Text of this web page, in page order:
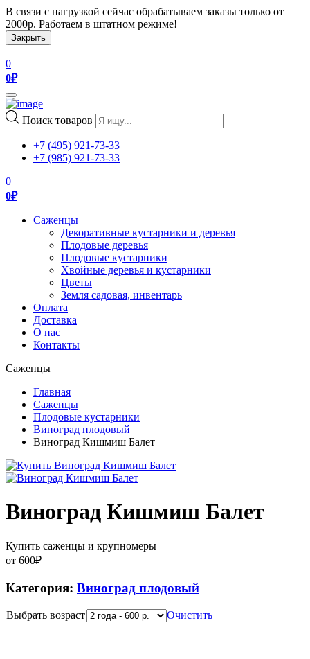
В связи с нагрузкой сейчас обрабатываем заказы только от
2000р. Работаем в штатном режиме!
Закрыть
0
0₽
Toggle
navigation
Поиск товаров
+7 (495) 921-73-33
+7 (985) 921-73-33
0
0₽
Саженцы
Декоративные кустарники и деревья
Плодовые деревья
Плодовые кустарники
Хвойные деревья и кустарники
Цветы
Земля садовая, инвентарь
Оплата
Доставка
О нас
Контакты
Саженцы
Главная
Саженцы
Плодовые кустарники
Виноград плодовый
Виноград Кишмиш Балет
Виноград Кишмиш Балет
Купить саженцы и крупномеры
от 600₽
Категория: Виноград плодовый
Выбрать возраст Очистить